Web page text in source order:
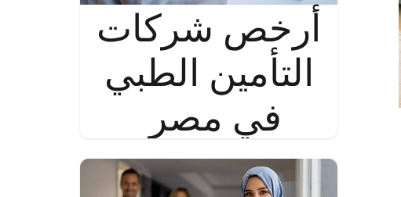
أرخص شركات
التأمين الطبي
في مصر